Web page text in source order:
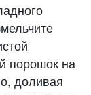
порошок на
доливая